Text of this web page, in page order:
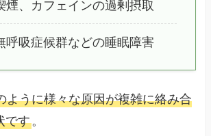
煙、カフェインの過剰摂取
呼吸症候群などの睡眠障害
ように様々な原因が複雑に絡み合
です。